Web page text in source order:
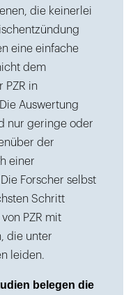
die keinerlei
eine einfache
dem
PZR in
Auswertung
nur geringe oder
der
einer
Forscher selbst
Schritt
PZR mit
die unter
leiden.
belegen die